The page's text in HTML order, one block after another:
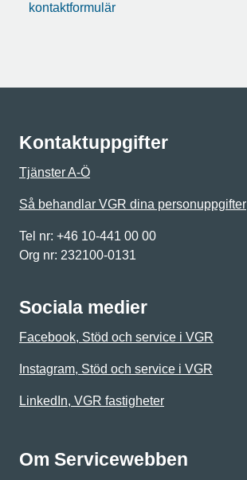
kontaktformulär
Kontaktuppgifter
Tjänster A-Ö
Så behandlar VGR dina personuppgifter
Tel nr: +46 10-441 00 00
Org nr: 232100-0131
Sociala medier
Facebook, Stöd och service i VGR
Instagram, Stöd och service i VGR
LinkedIn, VGR fastigheter
Om Servicewebben